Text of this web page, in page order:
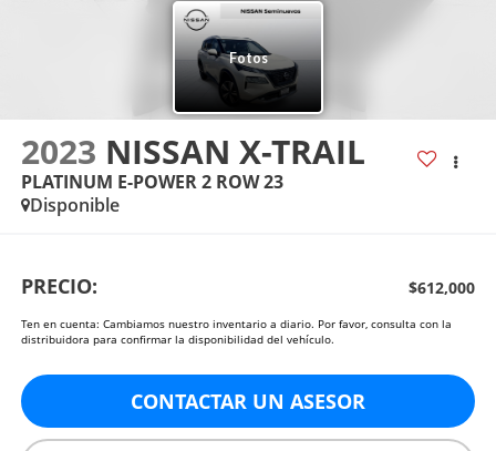
2023 NISSAN X-TRAIL
PLATINUM E-POWER 2 ROW 23
Disponible
PRECIO: $612,000
Ten en cuenta: Cambiamos nuestro inventario a diario. Por favor, consulta con la
distribuidora para confirmar la disponibilidad del vehículo.
CONTACTAR UN ASESOR